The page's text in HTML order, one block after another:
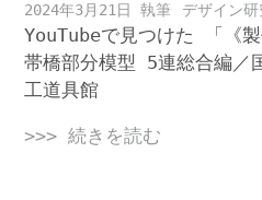
2024年3月21日 デザイン
YouTubeで見つけた 「《
帯橋部分模型 5連総合編／
工道具館
>>> 続きを読む